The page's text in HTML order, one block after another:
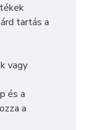
tartás a
vagy
és a
a